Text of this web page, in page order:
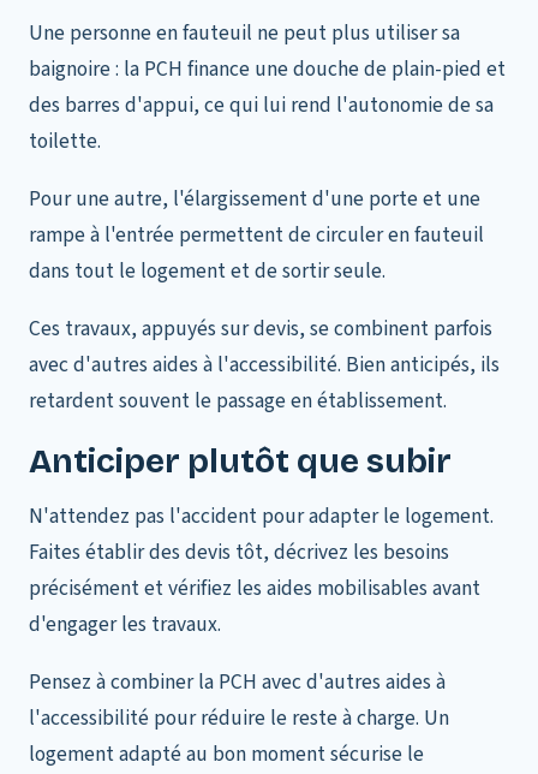
Une personne en fauteuil ne peut plus utiliser sa
baignoire : la PCH finance une douche de plain-pied et
des barres d'appui, ce qui lui rend l'autonomie de sa
toilette.
Pour une autre, l'élargissement d'une porte et une
rampe à l'entrée permettent de circuler en fauteuil
dans tout le logement et de sortir seule.
Ces travaux, appuyés sur devis, se combinent parfois
avec d'autres aides à l'accessibilité. Bien anticipés, ils
retardent souvent le passage en établissement.
Anticiper plutôt que subir
N'attendez pas l'accident pour adapter le logement.
Faites établir des devis tôt, décrivez les besoins
précisément et vérifiez les aides mobilisables avant
d'engager les travaux.
Pensez à combiner la PCH avec d'autres aides à
l'accessibilité pour réduire le reste à charge. Un
logement adapté au bon moment sécurise le